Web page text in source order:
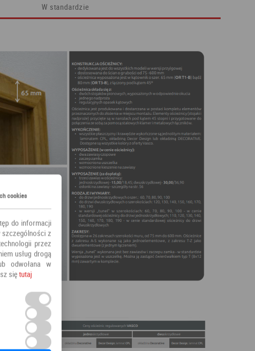
W standardzie
cookies
do informacji
szczególności z
przez
usług drogą
odwołana w
siętutaj